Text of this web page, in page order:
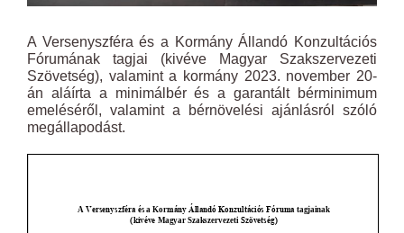
A Versenyszféra és a Kormány Állandó Konzultációs
Fórumának tagjai (kivéve Magyar Szakszervezeti
Szövetség), valamint a kormány 2023. november 20-
án aláírta a minimálbér és a garantált bérminimum
emeléséről, valamint a bérnövelési ajánlásról szóló
megállapodást.